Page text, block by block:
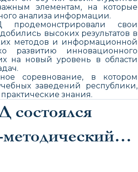
элементам, на которые
анализа информации.
свои
высоких результатов в
методов и информационной
развитию инновационного
на новый уровень в области
соревнование, в котором
заведений республики,
знания.
«Обеспечение